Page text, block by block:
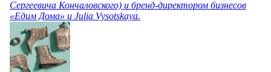
Сергеевича Кончаловского) и бренд-директором бизнесов
«Едим Дома» и Julia Vysotskaya.